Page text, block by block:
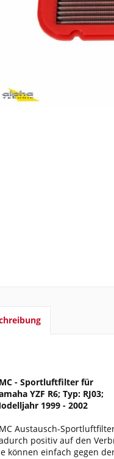
- Sportluftfilter für
YZF R6; Typ: RJ03;
1999 - 2002
Austausch-
positiv auf den
können einfach gegen